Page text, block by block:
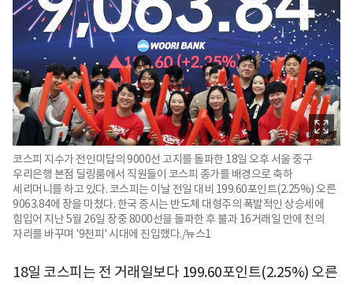
코스피 지수가 전인미답의 9000선 고지를 돌파한 18일 오후 서울 중구
우리은행 본점 딜링룸에서 직원들이 코스피 종가를 배경으로 축하
세리머니를 하고 있다. 코스피는 이날 전일 대비 199.60포인트(2.25%) 오른
9063.84에 장을 마쳤다. 한국 증시는 반도체 대형주의 폭발적인 상승세에
힘입어 지난 5월 26일 장중 8000선을 돌파한 후 불과 16거래일 만에 천의
자리를 바꾸며 '9천피' 시대에 진입했다./뉴스1
18일 코스피는 전 거래일보다 199.60포인트(2.25%) 오른